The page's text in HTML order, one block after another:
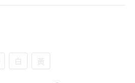
白 黃